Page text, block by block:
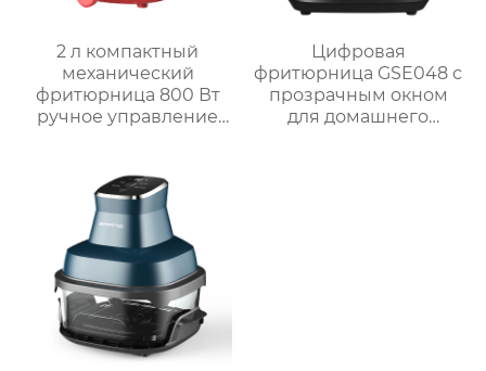
2 л компактный
механический
фритюрница 800 Вт
ручное управление
Цифровая
фритюрница GSE048 с
прозрачным окном
для домашнего